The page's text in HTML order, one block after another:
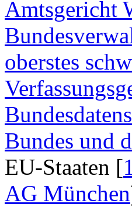
Amtsgericht
oberstes
Bundes und
EU-Staaten [1
AG München